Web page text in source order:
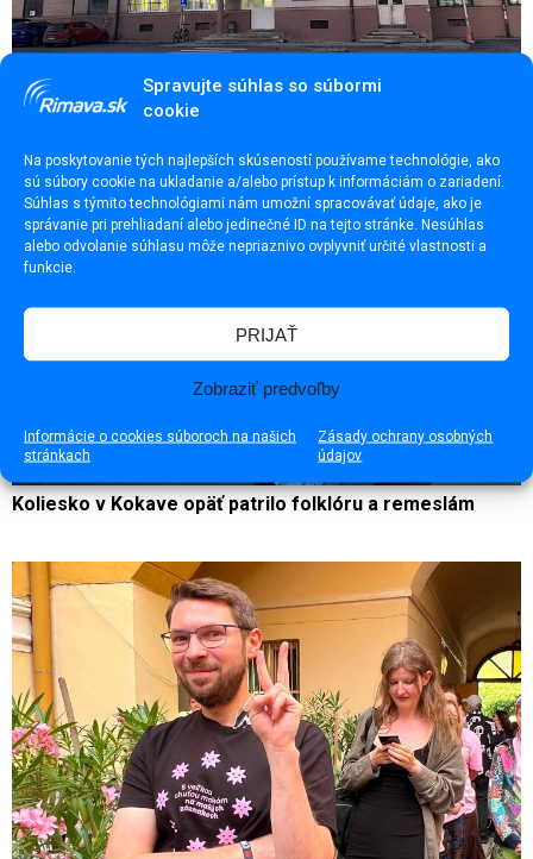
Spravujte súhlas so súbormi
cookie
Na poskytovanie tých najlepších skúseností používame technológie, ako
sú súbory cookie na ukladanie a/alebo prístup k informáciám o zariadení.
Súhlas s týmito technológiami nám umožní spracovávať údaje, ako je
správanie pri prehliadaní alebo jedinečné ID na tejto stránke. Nesúhlas
alebo odvolanie súhlasu môže nepriaznivo ovplyvniť určité vlastnosti a
funkcie.
PRIJAŤ
Zobraziť predvoľby
Informácie o cookies súboroch na našich
stránkach
Zásady ochrany osobných
údajov
Modernizácia železničnej prepravy na úkor cestujúcich?
Koliesko v Kokave opäť patrilo folklóru a remeslám